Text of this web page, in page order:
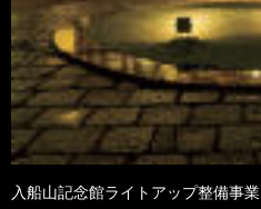
入船山記念館ライトアップ整備事業